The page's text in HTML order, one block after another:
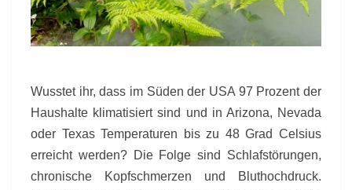
Wusstet ihr, dass im Süden der USA 97 Prozent der
Haushalte klimatisiert sind und in Arizona, Nevada
oder Texas Temperaturen bis zu 48 Grad Celsius
erreicht werden? Die Folge sind Schlafstörungen,
chronische Kopfschmerzen und Bluthochdruck.